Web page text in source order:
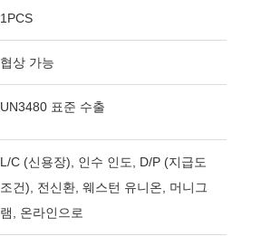
1PCS
협상 가능
UN3480 표준 수출
L/C (신용장), 인수 인도, D/P (지급도
조건), 전신환, 웨스턴 유니온, 머니그
램, 온라인으로